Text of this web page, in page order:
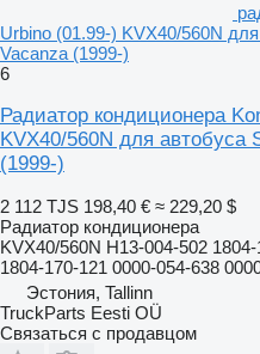
Urbino (01.99-) KVX40/560N
Vacanza (1999-)
6
Радиатор кондиционера
KVX40/560N для автобуса
(1999-)
2 112 TJS 198,40 € ≈ 229,20 $
Радиатор кондиционера
KVX40/560N H13-004-502
1804-170-121 0000-054-638
Эстония, Tallinn
TruckParts Eesti OÜ
Связаться с продавцом